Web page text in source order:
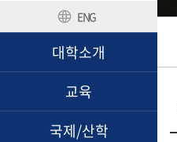
ENG
대학소개
교육
국제/산학